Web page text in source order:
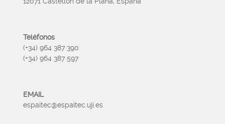
Teléfonos
(+34) 964 387 390
(+34) 964 387 597
EMAIL
espaitec@espaitec.uji.es